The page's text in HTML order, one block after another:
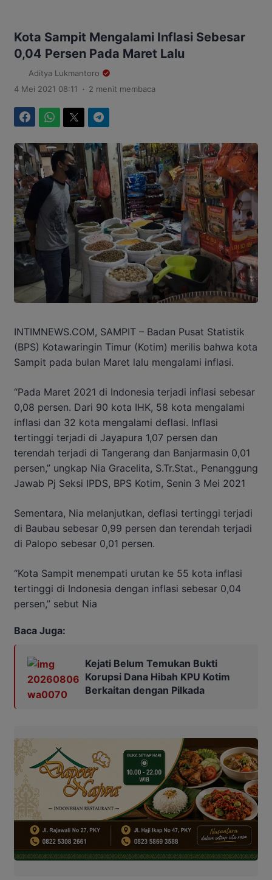
Kota Sampit Mengalami Inflasi Sebesar
0,04 Persen Pada Maret Lalu
Aditya Lukmantoro
4 Mei 2021 08:11
. 2 menit membaca
INTIMNEWS.COM, SAMPIT – Badan Pusat Statistik
(BPS) Kotawaringin Timur (Kotim) merilis bahwa kota
Sampit pada bulan Maret lalu mengalami inflasi.
“Pada Maret 2021 di Indonesia terjadi inflasi sebesar
0,08 persen. Dari 90 kota IHK, 58 kota mengalami
inflasi dan 32 kota mengalami deflasi. Inflasi
tertinggi terjadi di Jayapura 1,07 persen dan
terendah terjadi di Tangerang dan Banjarmasin 0,01
persen,” ungkap Nia Gracelita, S.Tr.Stat., Penanggung
Jawab Pj Seksi IPDS, BPS Kotim, Senin 3 Mei 2021
Sementara, Nia melanjutkan, deflasi tertinggi terjadi
di Baubau sebesar 0,99 persen dan terendah terjadi
di Palopo sebesar 0,01 persen.
“Kota Sampit menempati urutan ke 55 kota inflasi
tertinggi di Indonesia dengan inflasi sebesar 0,04
persen,” sebut Nia
Baca Juga:
Kejati Belum Temukan Bukti
Korupsi Dana Hibah KPU Kotim
Berkaitan dengan Pilkada